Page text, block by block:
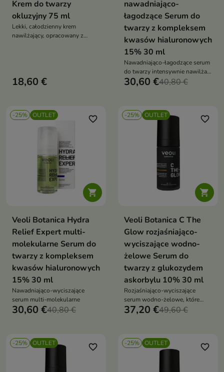
Krem do twarzy
okluzyjny 75 ml
Lekki, całodzienny krem
nawilżający, opracowany z
18,60 €
nawadniająco-
łagodzące Serum do
twarzy z kompleksem
kwasów hialuronowych
15% 30 ml
Nawadniająco-łagodzące serum
do twarzy intensywnie nawilża,
koi i pomaga zmniejszyć
glukonolaktonem 1% i
trokserutyną 1% wspiera skórę
30,60 €40,80 €
-25% OUTLET

favorite_border
Veoli Botanica Hydra
Relief Expert multi-
molekularne Serum do
twarzy z kompleksem
kwasów hialuronowych
15% 30 ml
Nawadniająco-wyciszające
serum multi-molekularne
30,60 €40,80 €
-25% OUTLET

favorite_border
Veoli Botanica C The
Glow rozjaśniająco-
wyciszające wodno-
żelowe Serum do
twarzy z glukozydem
askorbylu 10% 30 ml
Rozjaśniająco-wyciszające
serum wodno-żelowe, które
zostało opracowane z myślą o
przedwczesnym starzeniem
37,20 €49,60 €
-25% OUTLET favorite_border -25% OUTLET favorite_border